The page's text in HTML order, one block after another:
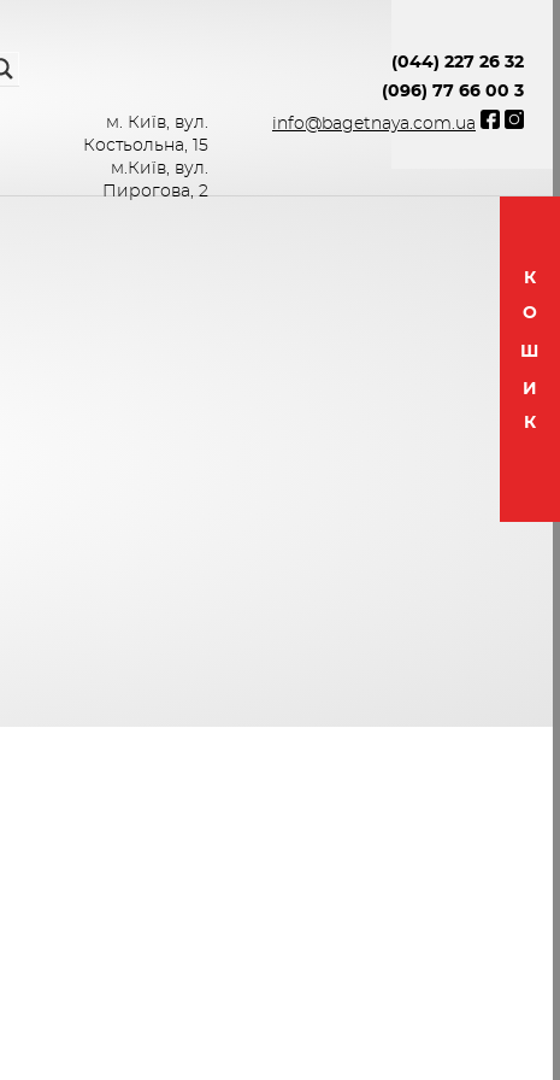
м. Київ, вул.
Костьольна, 15
м.Київ, вул.
Пирогова, 2
(044) 227 26 32
(096) 77 66 00 3
info@bagetnaya.com.ua
К
О
Ш
И
К